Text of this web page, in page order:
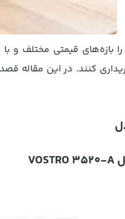
بازه‌های قیمتی مختلف و با
کنند. در این مقاله قصد